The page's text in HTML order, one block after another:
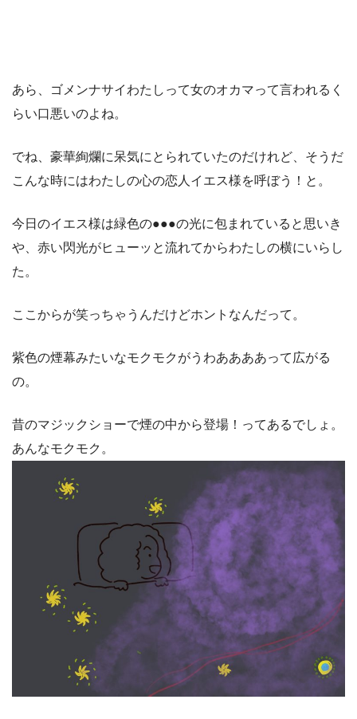
あら、ゴメンナサイわたしって女のオカマって言われるく
らい口悪いのよね。
でね、豪華絢爛に呆気にとられていたのだけれど、そうだ
こんな時にはわたしの心の恋人イエス様を呼ぼう！と。
今日のイエス様は緑色の●●●の光に包まれていると思いき
や、赤い閃光がヒューッと流れてからわたしの横にいらし
た。
ここからが笑っちゃうんだけどホントなんだって。
紫色の煙幕みたいなモクモクがうわああああって広がる
の。
昔のマジックショーで煙の中から登場！ってあるでしょ。
あんなモクモク。